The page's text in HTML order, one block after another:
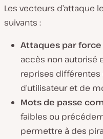
Les vecteurs d’attaque
suivants :
Attaques par
accès non autorisé
reprises
d’utilisateur et de
Mots de passe
faibles ou
permettre à des